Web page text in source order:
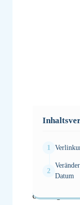
Datum
Endlich ist es
der Aufgabe